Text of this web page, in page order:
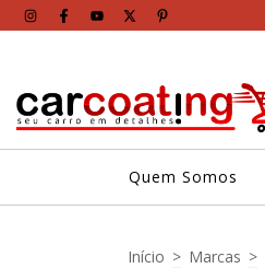
Quem Somos
Início > Marcas >